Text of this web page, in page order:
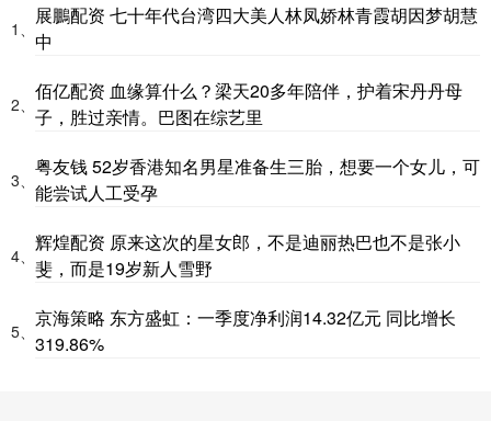
1、
展鵬配资 七十年代台湾四大美人林凤娇林青霞胡因梦胡慧
中
2、
佰亿配资 血缘算什么？梁天20多年陪伴，护着宋丹丹母
子，胜过亲情。巴图在综艺里
3、
粤友钱 52岁香港知名男星准备生三胎，想要一个女儿，可
能尝试人工受孕
4、
辉煌配资 原来这次的星女郎，不是迪丽热巴也不是张小
斐，而是19岁新人雪野
5、
京海策略 东方盛虹：一季度净利润14.32亿元 同比增长
319.86%